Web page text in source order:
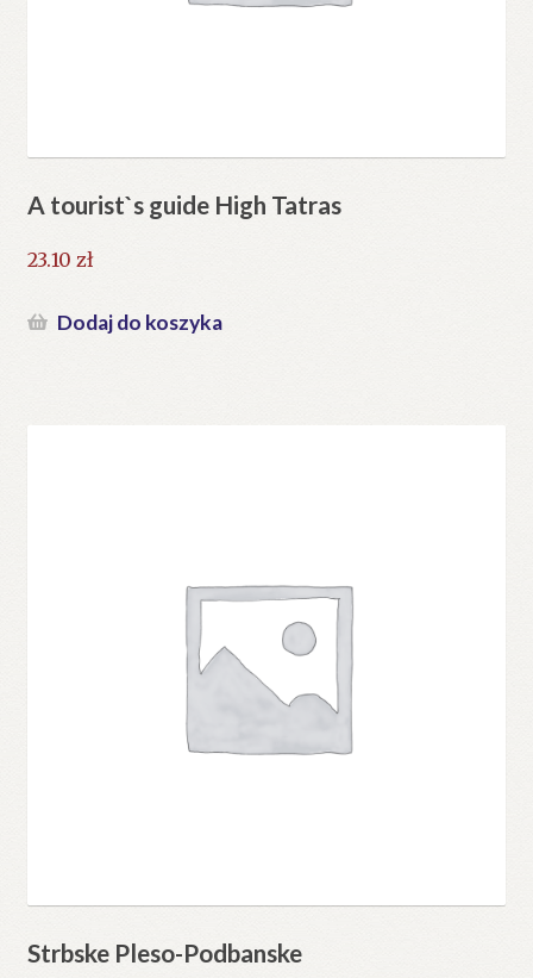
A tourist`s guide High Tatras
23.10 zł
Dodaj do koszyka
Strbske Pleso-Podbanske